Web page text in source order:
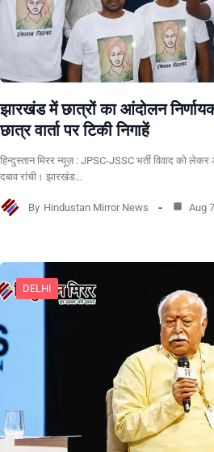
झारखंड में छात्रों का आंदोलन
छात्र वार्ता पर टिकी निगाहें
हिन्दुस्तान मिरर न्यूज़ : JPSC-JSSC भर्ती विवाद को
दबाव रांची। झारखंड…
By Hindustan Mirror News Aug
DELHI